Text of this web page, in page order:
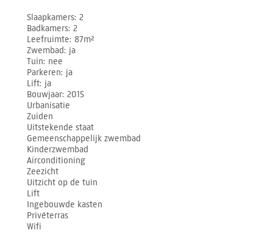
Slaapkamers 2
Badkamers 2
Leefruimte 87m²
Zwembad ja
Tuin nee
Parkeren ja
Lift ja
Bouwjaar 2015
Urbanisatie
Zuiden
Uitstekende staat
Gemeenschappelijk zwembad
Kinderzwembad
Airconditioning
Zeezicht
Uitzicht op de tuin
Lift
Ingebouwde kasten
Privéterras
Wifi